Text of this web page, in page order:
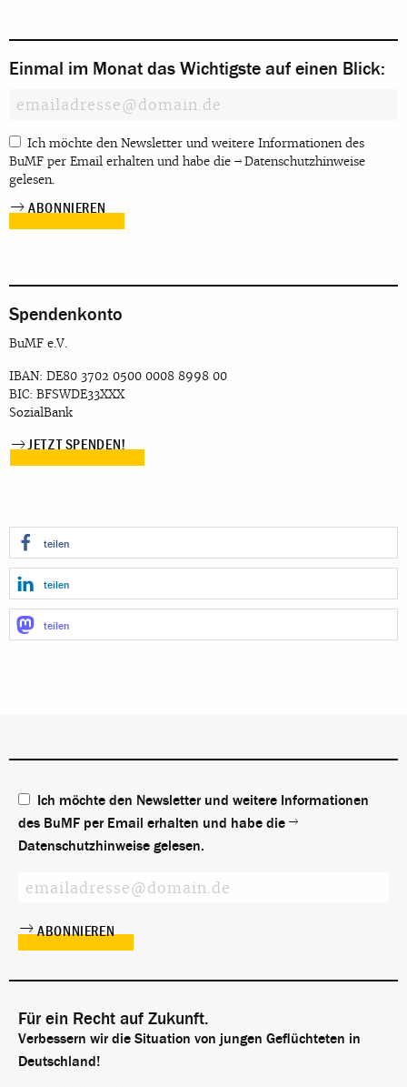
Einmal im Monat das Wichtigste auf einen Blick:
Ich möchte den Newsletter und weitere Informationen des
BuMF per Email erhalten und habe die
Datenschutzhinweise
gelesen.
Spendenkonto
BuMF e.V.
IBAN: DE80 3702 0500 0008 8998 00
BIC: BFSWDE33XXX
SozialBank
JETZT SPENDEN!
teilen
teilen
teilen
Ich möchte den Newsletter und weitere Informationen
des BuMF per Email erhalten und habe die
Datenschutzhinweise gelesen.
Für ein Recht auf Zukunft.
Verbessern wir die Situation von jungen Geflüchteten in
Deutschland!